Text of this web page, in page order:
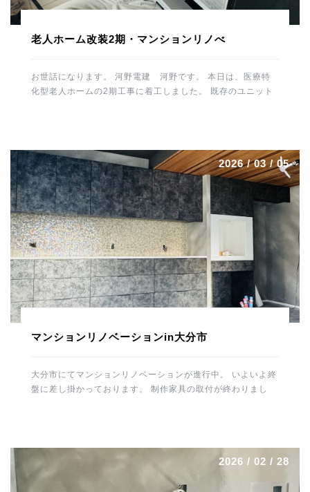
老人ホーム改装2期・マンションリノべ
お世話になります。 河野電建 河野です。 本日は、医療特
化型老人ホームの2期工事に着工しました。 既存のユニット
りがとうございました。 これから仕上げに向け、造作工事
電気工事、給排水工事とスムーズに進めるよう 段取りしてい
きたいと思います。 場所は変わって、大分市内で進行中の
マンションリノベーションはいよいよ最終段階です。 毛足の
長いカーペットを施工。 カーペット工事は職人さんの数も少
なくなっており、 貴重な技術です。綺麗に仕上げていただき
ありがとうございました。 トーヨーキッチンも施工が終わり
一安心。 圧倒的な存在感です。 細心の注意を払っての作業
で最後まで緊張感がありました。 残すはメンテ […]
2026 / 03 / 05
マンションリノベーションin大分市
大分市にてマンションリノベーションが進行中。 いよいよ終
盤に差し掛かっております。 制作家具の取付が終わりまし
後の大物はキッチンの施工。 トーヨーキッチンを据えればあ
とはメンテナンスとなります。 養生をはずすのが楽しみで
す。 最後まで丁寧に頑張りたいと思います。 では、明日も
2026 / 02 / 28